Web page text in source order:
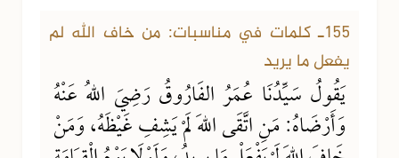
155ـ كلمات في مناسبات: من خاف الله لم
يفعل ما يريد
يَقُولُ سَيِّدُنَا عُمَرُ الفَارُوقُ رَضِيَ اللهُ عَنْهُ
وَأَرْضَاهُ: مَنِ اتَّقَى اللهَ لَمْ يَشِفِ غَيْظَهُ، وَمَنْ